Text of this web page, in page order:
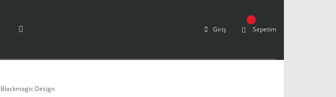
Giriş Sepetim
Blackmagic Design